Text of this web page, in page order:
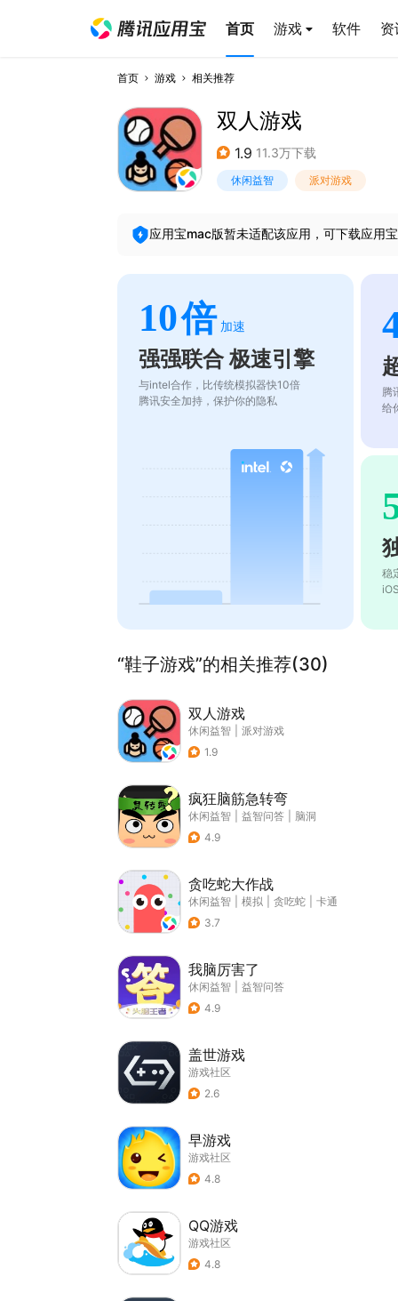
首页 游戏 软件 资
首页 游戏 相关推荐
双人游戏
1.9 11.3万下载
休闲益智 派对游戏
应用宝mac版暂未适配该应用，可下载应用
10倍 加速
强强联合 极速引擎
与intel合作，比传统模拟器快10倍
腾讯安全加持，保护你的隐私
腾
给
稳
“鞋子游戏”的相关推荐(30)
双人游戏
休闲益智
派对游戏
1.9
疯狂脑筋急转弯
休闲益智 益智问答
脑洞
4.9
贪吃蛇大作战
休闲益智 模拟 贪吃蛇
卡通
3.7
我脑厉害了
休闲益智
益智问答
4.9
盖世游戏
游戏社区
2.6
早游戏
游戏社区
4.8
QQ游戏
游戏社区
4.8